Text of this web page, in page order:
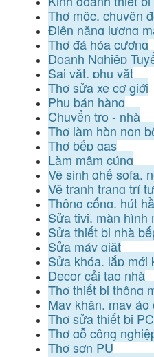
Thợ mộc, chuyên
Điện năng lượng
Thợ đá hóa cương
Doanh Nghiệp
Sai vặt, phụ vặt
Thợ sửa xe cơ giới
Phụ bán hàng
Chuyển trọ - nhà
Thợ làm hòn non
Thợ bếp gas
Làm mâm cúng
Vệ sinh ghế sofa,
Vẽ tranh trang trí
Thông cống, hút
Sửa tivi, màn hình
Sửa thiết bị nhà
Sửa máy giặt
Sửa khóa, lắp mới
Decor cải tạo nhà
Thợ thiết bị thông
May khăn, may áo
Thợ sửa thiết bị
Thợ gỗ công
Thợ sơn PU